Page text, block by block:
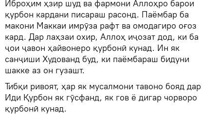
Иброҳим ҳзир шуд ва фармони Аллоҳро барои
қурбон кардани писараш расонд. Паёмбар ба
макони Маккаи имрӯза рафт ва омодагиро оғоз
кард. Дар лаҳзаи охир, Аллоҳ иҷозат дод, ки ба
ҷои ҷавон ҳайвонеро қурбонӣ кунад. Ин як
санҷиши Худованд буд, ки паёмбараш бидуни
шакке аз он гузашт.
Тибқи ривоят, ҳар як мусалмони тавоно бояд дар
Иди Қурбон як гӯсфанд, як гов ё дигар чорворо
қурбонӣ кунад.